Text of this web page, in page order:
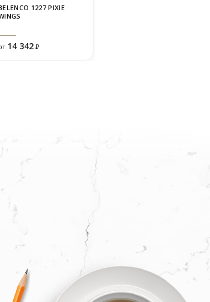
1227 PIXIE
14 342 ₽